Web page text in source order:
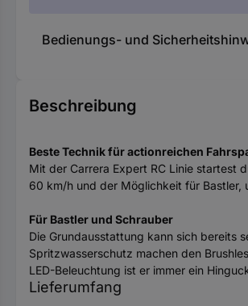
Bedienungs- und
Beschreibung
Beste Technik für actionreichen
Mit der Carrera Expert RC Linie startest
60 km/h und der Möglichkeit für Bastler,
Für Bastler und Schrauber
Die Grundausstattung kann sich bereits
Spritzwasserschutz machen den
LED-Beleuchtung ist er immer ein
Lieferumfang